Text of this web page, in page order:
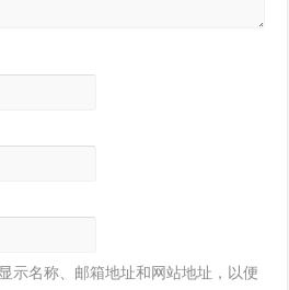
示名称、邮箱地址和网站地址，以便